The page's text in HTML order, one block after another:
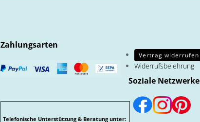
Zahlungsarten
Telefonische Unterstützung & Beratung unter:
Vertrag widerrufen
Widerrufsbelehrung
Soziale Netzwerke